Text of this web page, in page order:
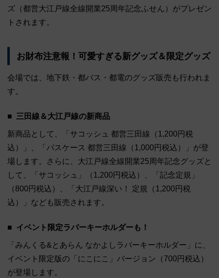
ズ（都営大江戸線全線開業25周年記念ふせん）がプレゼン
トされます。
お財布注意報！可愛すぎる新グッズ＆限定グッズ
会場では、地下鉄・都バス・都電のグッズ販売も行われま
す。
三田線＆大江戸線の新商品
新商品として、「サコッシュ 都営三田線（1,200円税
込）」、「パスケース 都営三田線（1,000円税込）」が登
場します。さらに、大江戸線全線開業25周年記念グッズと
して、「サコッシュ」（1,200円税込）、「記念定規」
（800円税込）、「大江戸線深い！ 定規（1,200円税
込）」なども販売されます。
イベント限定ラバーキーホルダーも！
「みんくる&とあらん なかよしラバーキーホルダー」に、
イベント限定版の「にこにこ」バージョン（700円税込）
が登場します。